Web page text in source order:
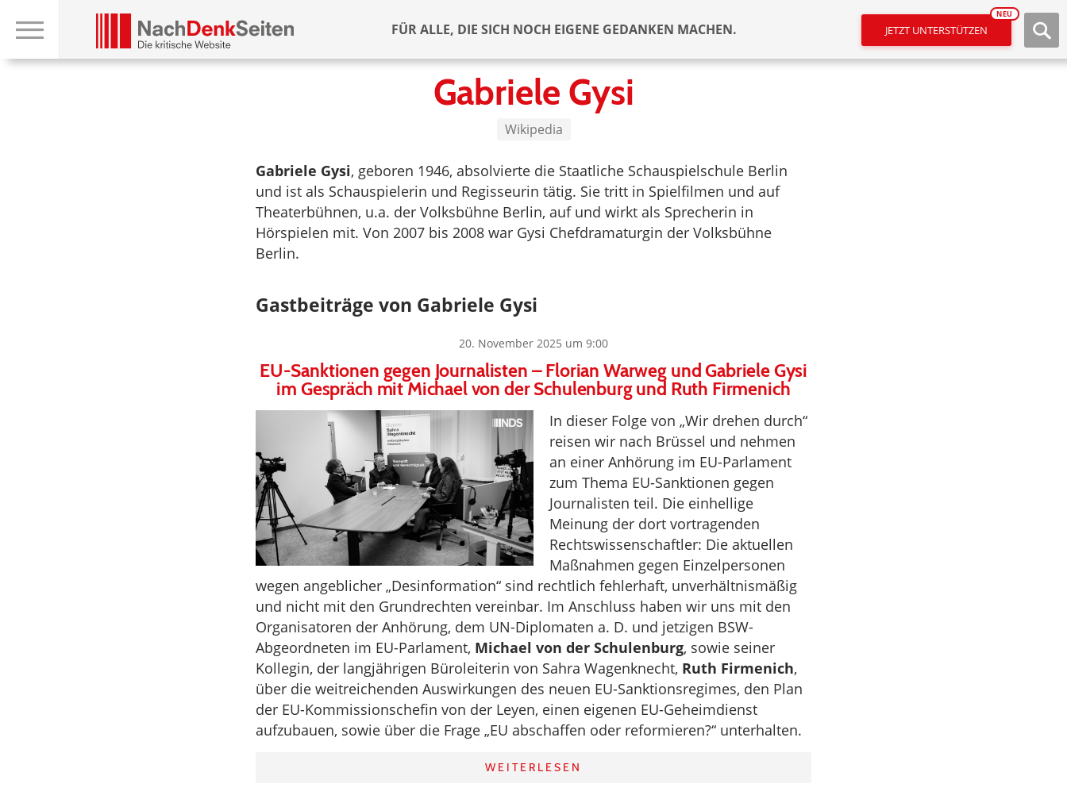
FÜR ALLE, DIE SICH NOCH EIGENE GEDANKEN MACHEN. JETZT UNTERSTÜTZEN
NEU
Gabriele Gysi
Wikipedia
Gabriele Gysi, geboren 1946, absolvierte die Staatliche Schauspielschule Berlin
und ist als Schauspielerin und Regisseurin tätig. Sie tritt in Spielfilmen und auf
Theaterbühnen, u.a. der Volksbühne Berlin, auf und wirkt als Sprecherin in
Hörspielen mit. Von 2007 bis 2008 war Gysi Chefdramaturgin der Volksbühne
Berlin.
Gastbeiträge von Gabriele Gysi
20. November 2025 um 9:00
EU-Sanktionen gegen Journalisten – Florian Warweg und Gabriele Gysi
im Gespräch mit Michael von der Schulenburg und Ruth Firmenich
In dieser Folge von „Wir drehen durch“
reisen wir nach Brüssel und nehmen
an einer Anhörung im EU-Parlament
zum Thema EU-Sanktionen gegen
Journalisten teil. Die einhellige
Meinung der dort vortragenden
Rechtswissenschaftler: Die aktuellen
Maßnahmen gegen Einzelpersonen
wegen angeblicher „Desinformation“ sind rechtlich fehlerhaft, unverhältnismäßig
und nicht mit den Grundrechten vereinbar. Im Anschluss haben wir uns mit den
Organisatoren der Anhörung, dem UN-Diplomaten a. D. und jetzigen BSW-
Abgeordneten im EU-Parlament, Michael von der Schulenburg, sowie seiner
Kollegin, der langjährigen Büroleiterin von Sahra Wagenknecht, Ruth Firmenich,
über die weitreichenden Auswirkungen des neuen EU-Sanktionsregimes, den Plan
der EU-Kommissionschefin von der Leyen, einen eigenen EU-Geheimdienst
aufzubauen, sowie über die Frage „EU abschaffen oder reformieren?“ unterhalten.
WEITERLESEN